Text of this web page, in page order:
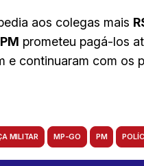
aos colegas mais
PM prometeu pagá-los
e continuaram com os
MILITAR MP-GO PM